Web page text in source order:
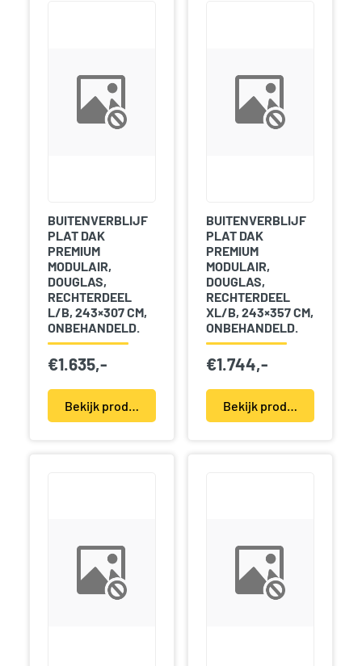
BUITENVERBLIJF
PLAT DAK
PREMIUM
MODULAIR,
DOUGLAS,
RECHTERDEEL
L/B, 243×307 CM,
ONBEHANDELD.
€1.635,-
BUITENVERBLIJF
PLAT DAK
PREMIUM
MODULAIR,
DOUGLAS,
RECHTERDEEL
XL/B, 243×357 CM,
ONBEHANDELD.
€1.744,-